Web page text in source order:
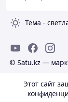
Тема -
© Satu.kz —
Этот сайт